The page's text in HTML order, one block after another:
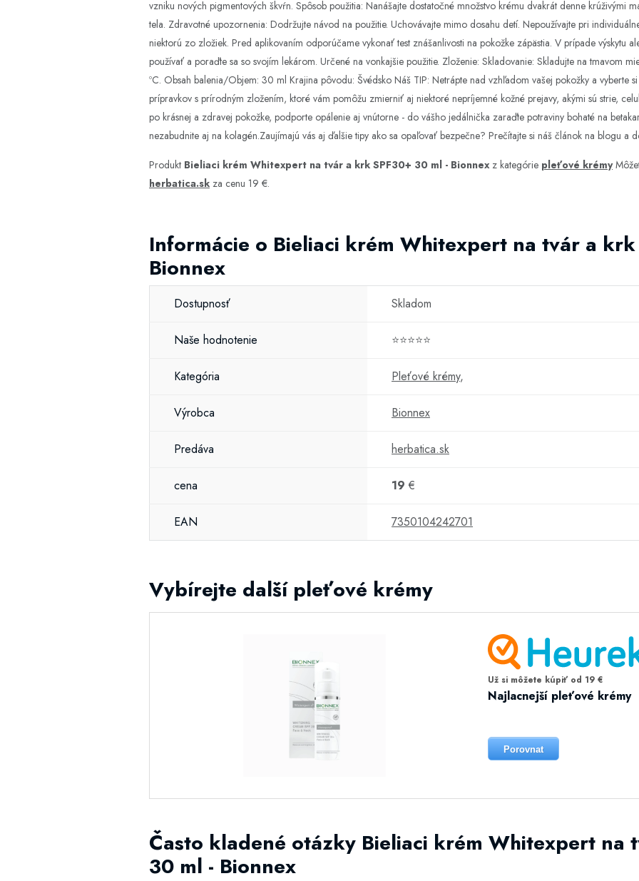
vzniku nových pigmentových škvŕn. Spôsob použitia: Nanášajte dostatočné množstvo krému dvakrát denne krúživými
tela. Zdravotné upozornenia: Dodržujte návod na použitie. Uchovávajte mimo dosahu detí. Nepoužívajte pri
niektorú zo zložiek. Pred aplikovaním odporúčame vykonať test znášanlivosti na pokožke zápästia. V prípade výskytu
používať a poraďte sa so svojím lekárom. Určené na vonkajšie použitie. Zloženie: Skladovanie: Skladujte na tmavom
ºC. Obsah balenia/Objem: 30 ml Krajina pôvodu: Švédsko Náš TIP: Netrápte nad vzhľadom vašej pokožky a vyberte
prípravkov s prírodným zložením, ktoré vám pomôžu zmierniť aj niektoré nepríjemné kožné prejavy, akými sú strie,
po krásnej a zdravej pokožke, podporte opálenie aj vnútorne - do vášho jedálnička zaraďte potraviny bohaté na
nezabudnite aj na kolagén.Zaujímajú vás aj ďalšie tipy ako sa opaľovať bezpečne? Prečítajte si náš článok na blogu a
Produkt Bieliaci krém Whitexpert na tvár a krk SPF30+ 30 ml - Bionnexz kategórie pleťové krémy
herbatica.sk za cenu 19 €.
Informácie o Bieliaci krém Whitexpert na tvár a krk
Bionnex
Dostupnosť Skladom
Naše hodnotenie ⭐⭐⭐⭐⭐
Kategória Pleťové krémy,
Výrobca Bionnex
Predáva herbatica.sk
cena 19 €
EAN 7350104242701
Vybírejte další pleťové krémy
Už si môžete kúpiť od 19 €
Najlacnejší pleťové krémy
Porovnat
Často kladené otázky Bieliaci krém Whitexpert na
30 ml - Bionnex